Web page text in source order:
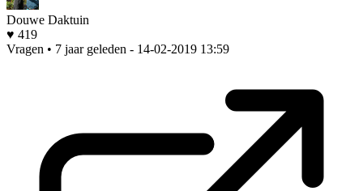
Douwe Daktuin
♥ 419
Vragen • 7 jaar geleden - 14-02-2019 13:59